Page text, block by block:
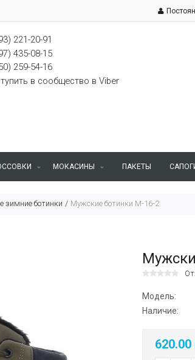
221-20-91
435-08-15
259-54-16
в сообщество в Viber
МОКАСИНЫ ПАКЕТЫ
зимние ботинки Мужские ботинки M-16-2
Модель:
Наличие:
620.00